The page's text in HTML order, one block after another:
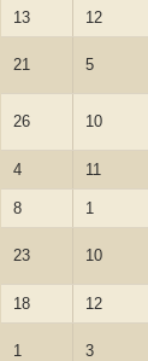
13 12
21 5
26 10
4 11
8 1
23 10
18 12
1 3